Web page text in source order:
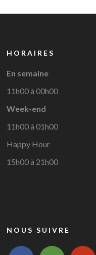
HORAIRES
En semaine
11h00 à 00h00
Week-end
11h00 à 01h00
Happy Hour
15h00 à 21h00
NOUS SUIVRE
facebooktripadvisor
yelp